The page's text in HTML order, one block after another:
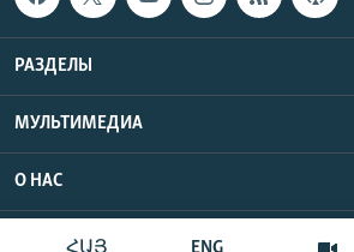
РАЗДЕЛЫ
МУЛЬТИМЕДИА
О НАС
Радио Азатутюн © 2026 RFE/RL, Inc.